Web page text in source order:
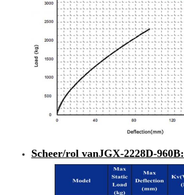
Scheer/rol vanJGX-2228D-960B: